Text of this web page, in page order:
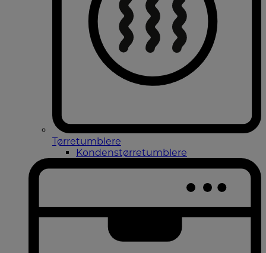
Tørretumblere
Kondenstørretumblere